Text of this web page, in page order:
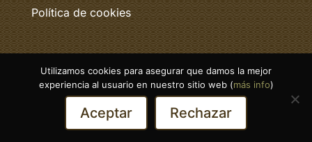
Política de cookies
© 2026 Tarico. Todos los derechos
reservados.
Utilizamos cookies para asegurar que damos la mejor
experiencia al usuario en nuestro sitio web (más info)
Aceptar Rechazar